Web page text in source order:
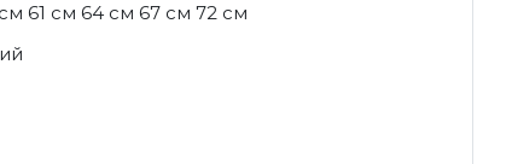
61 см 64 см 67 см 72 см